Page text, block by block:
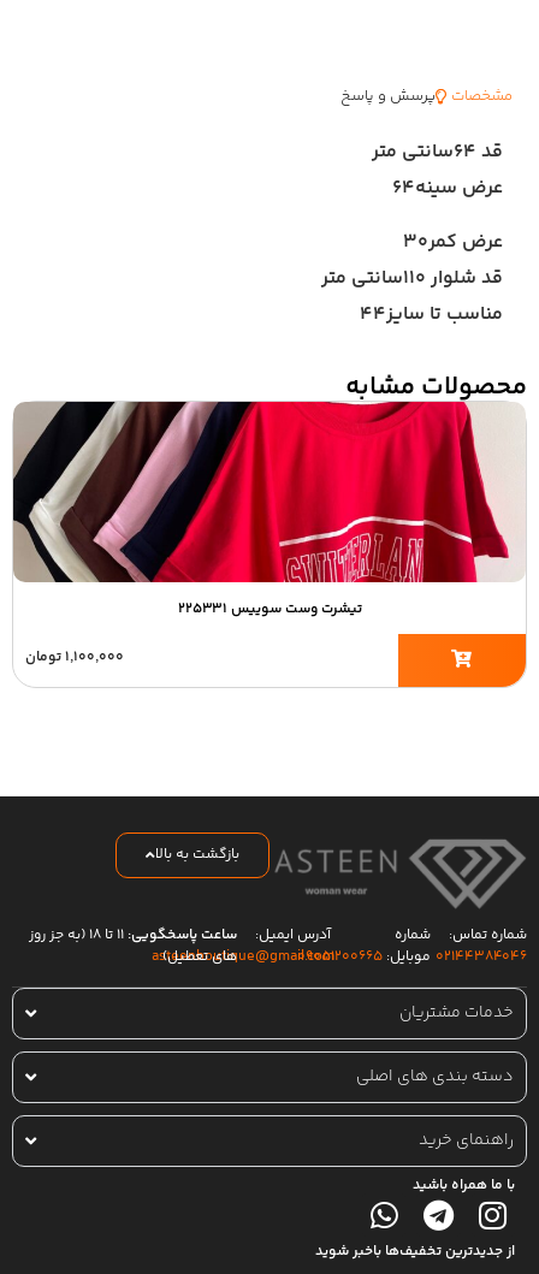
مشخصات پرسش و پاسخ
قد ۶۴سانتی متر
عرض سینه۶۴
عرض کمر۳۰
قد شلوار ۱۱۰سانتی متر
مناسب تا سایز۴۴
محصولات مشابه
تیشرت وست سوییس ۲۲۵۳۳۱
۱,۱۰۰,۰۰۰تومان
بازگشت به بالا
شماره تماس:
۰۲۱۴۴۳۸۴۰۴۶
شماره
موبایل: ۰۹۰۵۱۲۰۰۶۶۵
آدرس ایمیل:
asteenboutique@gmail.com
ساعت پاسخگویی:
۱۱ تا ۱۸ (به جز روز
های تعطیل)
خدمات مشتریان
دسته بندی های اصلی
راهنمای خرید
با ما همراه باشید
از جدیدترین تخفیف‌ها باخبر شوید